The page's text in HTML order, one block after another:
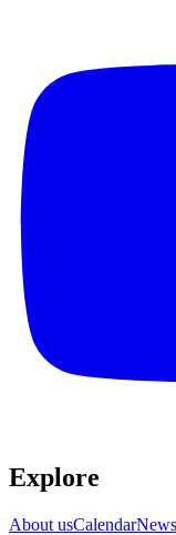
Explore​​​​‌ ‍ ​‍​‍‌‍ ‌ ​‍‌‍‍‌‌‍‌ ‌‍‍‌‌‍ ‍​‍​‍​ ‍‍​‍​‍‌ ​ ‌‍​‌‌‍ ‍‌‍‍‌‌ ‌​‌ ‍‌​‍ ‍‌‍‍‌‌‍ ​‍​‍​‍ ​​‍​‍‌‍‍​‌ ​‍‌‍‌‌‌‍‌‍​‍​‍​ ‍‍​‍​‍‌‍‍​‌ ‌​‌ ‌​‌ ​​​ ‍‍​‍ ​‍ ‌‍ ​‌‍ ‌‍​ ‌‍​‌‌‍ ​‌‍‍​‌‍ ‌ ​ ‌ ‌​​ ‍‍​ ​ ​ ​ ​ ​ ​ ​ ​‍ ‌‍‍‌‌‍ ‍‌ ‌​‌‍‌‌‌‍ ‍‌ ‌​​‍ ‌‍‌‌‌‍‌​‌‍‍‌‌ ‌​​‍ ‌‍ ‌‌‍ ‌‍‌​‌‍‌‌​ ‌‌ ​​‌ ​‍‌‍‌‌‌ ​ ‌‍‌‌‌‍ ‍‌ ‌​‌‍​‌‌ ‌​‌‍‍‌‌‍ ‌‍ ‍​ ‍ ‌‍‍‌‌‍‌​​ ‌‌ ​ ‌‍‍‌‌ ‌​‌‍‌‌‌​‌‍‌‍ ‌‍ ‌ ‌​‌‍‌‌‌ ​‍​ ‍ ‌ ‌​‌ ‍‌‌ ​​‌‍‌‌​ ‌‌‍‌‍‌‍ ‌‍ ‌ ‌​‌‍‌‌‌ ​‍​ ‍ ‌ ​​‌‍​‌‌ ‌​‌‍‍​​ ‌‌‍ ‌‌‍‌‌‌‍ ‍‌ ‌‌‌ ​ ​‍‌‌​ ‌‌‌​​‍‌‌ ‌‍‍ ‌‍‌‌‌ ‍‌​‍‌‌​ ​ ‌​‌​​‍‌‌​ ​ ‌​‌​​‍‌‌​ ​‍​ ​‍‌‍​‌​ ‍‌‌‍‌‍​ ​​‌‍‌​​ ​​​ ‌​​ ​​​ ​ ​ ​‌​ ‌‍​ ‌ ​‍‌‌​ ​‍​ ​‍​‍‌‌​ ‌‌‌​‌​​‍ ‍‌‍‍​‌‍‌‌‌‍​‌‌‍‌​‌‍‍‌‌‍ ‍‌‍‌ ​ ‌‍​‍‌‍​‌‌ ​ ‌‍‌‌‌‌‌‌‌ ​‍‌‍ ​​ ‌‌‍‍​‌ ‌​‌ ‌​‌ ​​​‍‌‌​ ​ ‌​​‌​‍‌‌​ ​‍‌​‌‍​‍‌‌​ ​‍‌​‌‍‌‍ ​‌‍ ‌‍​ ‌‍​‌‌‍ ​‌‍‍​‌‍ ‌ ​ ‌ ‌​​‍‌‌​ ​ ‌​​‌​ ​ ​ ​ ​ ​ ​ ​ ​‍‌‍‌‍‍‌‌‍‌​​ ‌‌ ​ ‌‍‍‌‌ ‌​‌‍‌‌‌​‌‍‌‍ ‌‍ ‌ ‌​‌‍‌‌‌ ​‍​‍‌‍‌ ‌​‌ ‍‌‌ ​​‌‍‌‌​ ‌‌‍‌‍‌‍ ‌‍ ‌ ‌​‌‍‌‌‌ ​‍​‍‌‍‌ ​​‌‍​‌‌ ‌​‌‍‍​​ ‌‌‍ ‌‌‍‌‌‌‍ ‍‌ ‌‌‌ ​ ​‍‌‌​ ‌‌‌​​‍‌‌ ‌‍‍ ‌‍‌‌‌ ‍‌​‍‌‌​ ​ ‌​‌​​‍‌‌​ ​ ‌​‌​​‍‌‌​ ​‍​ ​‍‌‍​‌​ ‍‌‌‍‌‍​ ​​‌‍‌​​ ​​​ ‌​​ ​​​ ​ ​ ​‌​ ‌‍​ ‌ ​‍‌‌​ ​‍​ ​‍​‍‌‌​ ‌‌‌​‌​​‍ ‍‌‍‍​‌‍‌‌‌‍​‌‌‍‌​‌‍‍‌‌‍ ‍‌‍‌ ​‍‌‍‌ ​​‌‍‌‌‌ ​‍‌ ​ ‌ ​​‌‍‌‌‌‍​ ‌ ‌​‌‍‍‌‌ ‌‍‌‍‌‌​ ‌‌ ​​‌ ‌‌‌‍​‍‌‍ ​‌‍‍‌‌ ​ ‌‍‍​‌‍‌‌‌‍‌​​‍​‍‌ ‌
About us​​​​‌ ‍ ​‍​‍‌‍ ‌ ​‍‌‍‍‌‌‍‌ ‌‍‍‌‌‍ ‍​‍​‍​ ‍‍​‍​‍‌ ​ ‌‍​‌‌‍ ‍‌‍‍‌‌ ‌​‌ ‍‌​‍ ‍‌‍‍‌‌‍ ​‍​‍​‍ ​​‍​‍‌‍‍​‌ ​‍‌‍‌‌‌‍‌‍​‍​‍​ ‍‍​‍​‍‌‍‍​‌ ‌​‌ ‌​‌ ​​​ ‍‍​‍ ​‍ ‌‍ ​‌‍ ‌‍​ ‌‍​‌‌‍ ​‌‍‍​‌‍ ‌ ​ ‌ ‌​​ ‍‍​ ​ ​ ​ ​ ​ ​ ​ ​‍ ‌‍‍‌‌‍ ‍‌ ‌​‌‍‌‌‌‍ ‍‌ ‌​​‍ ‌‍‌‌‌‍‌​‌‍‍‌‌ ‌​​‍ ‌‍ ‌‌‍ ‌‍‌​‌‍‌‌​ ‌‌ ​​‌ ​‍‌‍‌‌‌ ​ ‌‍‌‌‌‍ ‍‌ ‌​‌‍​‌‌ ‌​‌‍‍‌‌‍ ‌‍ ‍​ ‍ ‌‍‍‌‌‍‌​​ ‌‌ ​ ‌‍‍‌‌ ‌​‌‍‌‌‌​‌‍‌‍ ‌‍ ‌ ‌​‌‍‌‌‌ ​‍​ ‍ ‌ ‌​‌ ‍‌‌ ​​‌‍‌‌​ ‌‌‍‌‍‌‍ ‌‍ ‌ ‌​‌‍‌‌‌ ​‍​ ‍ ‌ ​​‌‍​‌‌ ‌​‌‍‍​​ ‌‌‍ ‌‌‍‌‌‌‍ ‍‌ ‌‌‌ ​ ​‍‌‌​ ‌‌‌​​‍‌‌ ‌‍‍ ‌‍‌‌‌ ‍‌​‍‌‌​ ​ ‌​‌​​‍‌‌​ ​ ‌​‌​​‍‌‌​ ​‍​ ​‍‌‍​‌​ ‍‌‌‍‌‍​ ​​‌‍‌​​ ​​​ ‌​​ ​​​ ​ ​ ​‌​ ‌‍​ ‌ ​‍‌‌​ ​‍​ ​‍​‍‌‌​ ‌‌‌​‌​​‍ ‍‌‍‍‌‌ ‌​‌‍‌‌‌‍ ‌‌ ​ ​‍‌‌​ ‌‌‌​​‍‌‌ ‌‍‍ ‌‍‌‌‌ ‍‌​‍‌‌​ ​ ‌​‌​​‍‌‌​ ​ ‌​‌​​‍‌‌​ ​‍​ ​‍​ ​​‌‍‌‌‌‍‌​​ ‌ ​ ​‍​ ​‍​ ​​‌‍‌‍​ ‌‍​ ‌​‌‍‌‍‌‍​‍​‍‌‌​ ​‍​ ​‍​‍‌‌​ ‌‌‌​‌​​‍ ‍‌ ‌​‌‍‌‌‌ ‍​‌ ‌​​ ‌‍​‍‌‍​‌‌ ​ ‌‍‌‌‌‌‌‌‌ ​‍‌‍ ​​ ‌‌‍‍​‌ ‌​‌ ‌​‌ ​​​‍‌‌​ ​ ‌​​‌​‍‌‌​ ​‍‌​‌‍​‍‌‌​ ​‍‌​‌‍‌‍ ​‌‍ ‌‍​ ‌‍​‌‌‍ ​‌‍‍​‌‍ ‌ ​ ‌ ‌​​‍‌‌​ ​ ‌​​‌​ ​ ​ ​ ​ ​ ​ ​ ​‍‌‍‌‍‍‌‌‍‌​​ ‌‌ ​ ‌‍‍‌‌ ‌​‌‍‌‌‌​‌‍‌‍ ‌‍ ‌ ‌​‌‍‌‌‌ ​‍​‍‌‍‌ ‌​‌ ‍‌‌ ​​‌‍‌‌​ ‌‌‍‌‍‌‍ ‌‍ ‌ ‌​‌‍‌‌‌ ​‍​‍‌‍‌ ​​‌‍​‌‌ ‌​‌‍‍​​ ‌‌‍ ‌‌‍‌‌‌‍ ‍‌ ‌‌‌ ​ ​‍‌‌​ ‌‌‌​​‍‌‌ ‌‍‍ ‌‍‌‌‌ ‍‌​‍‌‌​ ​ ‌​‌​​‍‌‌​ ​ ‌​‌​​‍‌‌​ ​‍​ ​‍‌‍​‌​ ‍‌‌‍‌‍​ ​​‌‍‌​​ ​​​ ‌​​ ​​​ ​ ​ ​‌​ ‌‍​ ‌ ​‍‌‌​ ​‍​ ​‍​‍‌‌​ ‌‌‌​‌​​‍ ‍‌‍‍‌‌ ‌​‌‍‌‌‌‍ ‌‌ ​ ​‍‌‌​ ‌‌‌​​‍‌‌ ‌‍‍ ‌‍‌‌‌ ‍‌​‍‌‌​ ​ ‌​‌​​‍‌‌​ ​ ‌​‌​​‍‌‌​ ​‍​ ​‍​ ​​‌‍‌‌‌‍‌​​ ‌ ​ ​‍​ ​‍​ ​​‌‍‌‍​ ‌‍​ ‌​‌‍‌‍‌‍​‍​‍‌‌​ ​‍​ ​‍​‍‌‌​ ‌‌‌​‌​​‍ ‍‌ ‌​‌‍‌‌‌ ‍​‌ ‌​​‍‌‍‌ ​​‌‍‌‌‌ ​‍‌ ​ ‌ ​​‌‍‌‌‌‍​ ‌ ‌​‌‍‍‌‌ ‌‍‌‍‌‌​ ‌‌ ​​‌ ‌‌‌‍​‍‌‍ ​‌‍‍‌‌ ​ ‌‍‍​‌‍‌‌‌‍‌​​‍​‍‌ ‌Calendar​​​​‌ ‍ ​‍​‍‌‍ ‌ ​‍‌‍‍‌‌‍‌ ‌‍‍‌‌‍ ‍​‍​‍​ ‍‍​‍​‍‌ ​ ‌‍​‌‌‍ ‍‌‍‍‌‌ ‌​‌ ‍‌​‍ ‍‌‍‍‌‌‍ ​‍​‍​‍ ​​‍​‍‌‍‍​‌ ​‍‌‍‌‌‌‍‌‍​‍​‍​ ‍‍​‍​‍‌‍‍​‌ ‌​‌ ‌​‌ ​​​ ‍‍​‍ ​‍ ‌‍ ​‌‍ ‌‍​ ‌‍​‌‌‍ ​‌‍‍​‌‍ ‌ ​ ‌ ‌​​ ‍‍​ ​ ​ ​ ​ ​ ​ ​ ​‍ ‌‍‍‌‌‍ ‍‌ ‌​‌‍‌‌‌‍ ‍‌ ‌​​‍ ‌‍‌‌‌‍‌​‌‍‍‌‌ ‌​​‍ ‌‍ ‌‌‍ ‌‍‌​‌‍‌‌​ ‌‌ ​​‌ ​‍‌‍‌‌‌ ​ ‌‍‌‌‌‍ ‍‌ ‌​‌‍​‌‌ ‌​‌‍‍‌‌‍ ‌‍ ‍​ ‍ ‌‍‍‌‌‍‌​​ ‌‌ ​ ‌‍‍‌‌ ‌​‌‍‌‌‌​‌‍‌‍ ‌‍ ‌ ‌​‌‍‌‌‌ ​‍​ ‍ ‌ ‌​‌ ‍‌‌ ​​‌‍‌‌​ ‌‌‍‌‍‌‍ ‌‍ ‌ ‌​‌‍‌‌‌ ​‍​ ‍ ‌ ​​‌‍​‌‌ ‌​‌‍‍​​ ‌‌‍ ‌‌‍‌‌‌‍ ‍‌ ‌‌‌ ​ ​‍‌‌​ ‌‌‌​​‍‌‌ ‌‍‍ ‌‍‌‌‌ ‍‌​‍‌‌​ ​ ‌​‌​​‍‌‌​ ​ ‌​‌​​‍‌‌​ ​‍​ ​‍‌‍​‌​ ‍‌‌‍‌‍​ ​​‌‍‌​​ ​​​ ‌​​ ​​​ ​ ​ ​‌​ ‌‍​ ‌ ​‍‌‌​ ​‍​ ​‍​‍‌‌​ ‌‌‌​‌​​‍ ‍‌‍‍‌‌ ‌​‌‍‌‌‌‍ ‌‌ ​ ​‍‌‌​ ‌‌‌​​‍‌‌ ‌‍‍ ‌‍‌‌‌ ‍‌​‍‌‌​ ​ ‌​‌​​‍‌‌​ ​ ‌​‌​​‍‌‌​ ​‍​ ​‍‌‍‌‍​ ‍​​ ‌​​ ​‍‌‍‌​‌‍‌‌​ ‌ ‌‍‌​‌‍‌‍‌‍‌​​ ‌ ​ ​‍​‍‌‌​ ​‍​ ​‍​‍‌‌​ ‌‌‌​‌​​‍ ‍‌ ‌​‌‍‌‌‌ ‍​‌ ‌​​ ‌‍​‍‌‍​‌‌ ​ ‌‍‌‌‌‌‌‌‌ ​‍‌‍ ​​ ‌‌‍‍​‌ ‌​‌ ‌​‌ ​​​‍‌‌​ ​ ‌​​‌​‍‌‌​ ​‍‌​‌‍​‍‌‌​ ​‍‌​‌‍‌‍ ​‌‍ ‌‍​ ‌‍​‌‌‍ ​‌‍‍​‌‍ ‌ ​ ‌ ‌​​‍‌‌​ ​ ‌​​‌​ ​ ​ ​ ​ ​ ​ ​ ​‍‌‍‌‍‍‌‌‍‌​​ ‌‌ ​ ‌‍‍‌‌ ‌​‌‍‌‌‌​‌‍‌‍ ‌‍ ‌ ‌​‌‍‌‌‌ ​‍​‍‌‍‌ ‌​‌ ‍‌‌ ​​‌‍‌‌​ ‌‌‍‌‍‌‍ ‌‍ ‌ ‌​‌‍‌‌‌ ​‍​‍‌‍‌ ​​‌‍​‌‌ ‌​‌‍‍​​ ‌‌‍ ‌‌‍‌‌‌‍ ‍‌ ‌‌‌ ​ ​‍‌‌​ ‌‌‌​​‍‌‌ ‌‍‍ ‌‍‌‌‌ ‍‌​‍‌‌​ ​ ‌​‌​​‍‌‌​ ​ ‌​‌​​‍‌‌​ ​‍​ ​‍‌‍​‌​ ‍‌‌‍‌‍​ ​​‌‍‌​​ ​​​ ‌​​ ​​​ ​ ​ ​‌​ ‌‍​ ‌ ​‍‌‌​ ​‍​ ​‍​‍‌‌​ ‌‌‌​‌​​‍ ‍‌‍‍‌‌ ‌​‌‍‌‌‌‍ ‌‌ ​ ​‍‌‌​ ‌‌‌​​‍‌‌ ‌‍‍ ‌‍‌‌‌ ‍‌​‍‌‌​ ​ ‌​‌​​‍‌‌​ ​ ‌​‌​​‍‌‌​ ​‍​ ​‍‌‍‌‍​ ‍​​ ‌​​ ​‍‌‍‌​‌‍‌‌​ ‌ ‌‍‌​‌‍‌‍‌‍‌​​ ‌ ​ ​‍​‍‌‌​ ​‍​ ​‍​‍‌‌​ ‌‌‌​‌​​‍ ‍‌ ‌​‌‍‌‌‌ ‍​‌ ‌​​‍‌‍‌ ​​‌‍‌‌‌ ​‍‌ ​ ‌ ​​‌‍‌‌‌‍​ ‌ ‌​‌‍‍‌‌ ‌‍‌‍‌‌​ ‌‌ ​​‌ ‌‌‌‍​‍‌‍ ​‌‍‍‌‌ ​ ‌‍‍​‌‍‌‌‌‍‌​​‍​‍‌ ‌News​​​​‌ ‍ ​‍​‍‌‍ ‌ ​‍‌‍‍‌‌‍‌ ‌‍‍‌‌‍ ‍​‍​‍​ ‍‍​‍​‍‌ ​ ‌‍​‌‌‍ ‍‌‍‍‌‌ ‌​‌ ‍‌​‍ ‍‌‍‍‌‌‍ ​‍​‍​‍ ​​‍​‍‌‍‍​‌ ​‍‌‍‌‌‌‍‌‍​‍​‍​ ‍‍​‍​‍‌‍‍​‌ ‌​‌ ‌​‌ ​​​ ‍‍​‍ ​‍ ‌‍ ​‌‍ ‌‍​ ‌‍​‌‌‍ ​‌‍‍​‌‍ ‌ ​ ‌ ‌​​ ‍‍​ ​ ​ ​ ​ ​ ​ ​ ​‍ ‌‍‍‌‌‍ ‍‌ ‌​‌‍‌‌‌‍ ‍‌ ‌​​‍ ‌‍‌‌‌‍‌​‌‍‍‌‌ ‌​​‍ ‌‍ ‌‌‍ ‌‍‌​‌‍‌‌​ ‌‌ ​​‌ ​‍‌‍‌‌‌ ​ ‌‍‌‌‌‍ ‍‌ ‌​‌‍​‌‌ ‌​‌‍‍‌‌‍ ‌‍ ‍​ ‍ ‌‍‍‌‌‍‌​​ ‌‌ ​ ‌‍‍‌‌ ‌​‌‍‌‌‌​‌‍‌‍ ‌‍ ‌ ‌​‌‍‌‌‌ ​‍​ ‍ ‌ ‌​‌ ‍‌‌ ​​‌‍‌‌​ ‌‌‍‌‍‌‍ ‌‍ ‌ ‌​‌‍‌‌‌ ​‍​ ‍ ‌ ​​‌‍​‌‌ ‌​‌‍‍​​ ‌‌‍ ‌‌‍‌‌‌‍ ‍‌ ‌‌‌ ​ ​‍‌‌​ ‌‌‌​​‍‌‌ ‌‍‍ ‌‍‌‌‌ ‍‌​‍‌‌​ ​ ‌​‌​​‍‌‌​ ​ ‌​‌​​‍‌‌​ ​‍​ ​‍‌‍​‌​ ‍‌‌‍‌‍​ ​​‌‍‌​​ ​​​ ‌​​ ​​​ ​ ​ ​‌​ ‌‍​ ‌ ​‍‌‌​ ​‍​ ​‍​‍‌‌​ ‌‌‌​‌​​‍ ‍‌‍‍‌‌ ‌​‌‍‌‌‌‍ ‌‌ ​ ​‍‌‌​ ‌‌‌​​‍‌‌ ‌‍‍ ‌‍‌‌‌ ‍‌​‍‌‌​ ​ ‌​‌​​‍‌‌​ ​ ‌​‌​​‍‌‌​ ​‍​ ​‍‌‍​ ‌‍​‍​ ‍​​ ​​​ ‍‌​ ‌‍​ ​‍​ ‌‍​ ​‍‌‍​‍​ ‍‌​ ​‌​‍‌‌​ ​‍​ ​‍​‍‌‌​ ‌‌‌​‌​​‍ ‍‌ ‌​‌‍‌‌‌ ‍​‌ ‌​​ ‌‍​‍‌‍​‌‌ ​ ‌‍‌‌‌‌‌‌‌ ​‍‌‍ ​​ ‌‌‍‍​‌ ‌​‌ ‌​‌ ​​​‍‌‌​ ​ ‌​​‌​‍‌‌​ ​‍‌​‌‍​‍‌‌​ ​‍‌​‌‍‌‍ ​‌‍ ‌‍​ ‌‍​‌‌‍ ​‌‍‍​‌‍ ‌ ​ ‌ ‌​​‍‌‌​ ​ ‌​​‌​ ​ ​ ​ ​ ​ ​ ​ ​‍‌‍‌‍‍‌‌‍‌​​ ‌‌ ​ ‌‍‍‌‌ ‌​‌‍‌‌‌​‌‍‌‍ ‌‍ ‌ ‌​‌‍‌‌‌ ​‍​‍‌‍‌ ‌​‌ ‍‌‌ ​​‌‍‌‌​ ‌‌‍‌‍‌‍ ‌‍ ‌ ‌​‌‍‌‌‌ ​‍​‍‌‍‌ ​​‌‍​‌‌ ‌​‌‍‍​​ ‌‌‍ ‌‌‍‌‌‌‍ ‍‌ ‌‌‌ ​ ​‍‌‌​ ‌‌‌​​‍‌‌ ‌‍‍ ‌‍‌‌‌ ‍‌​‍‌‌​ ​ ‌​‌​​‍‌‌​ ​ ‌​‌​​‍‌‌​ ​‍​ ​‍‌‍​‌​ ‍‌‌‍‌‍​ ​​‌‍‌​​ ​​​ ‌​​ ​​​ ​ ​ ​‌​ ‌‍​ ‌ ​‍‌‌​ ​‍​ ​‍​‍‌‌​ ‌‌‌​‌​​‍ ‍‌‍‍‌‌ ‌​‌‍‌‌‌‍ ‌‌ ​ ​‍‌‌​ ‌‌‌​​‍‌‌ ‌‍‍ ‌‍‌‌‌ ‍‌​‍‌‌​ ​ ‌​‌​​‍‌‌​ ​ ‌​‌​​‍‌‌​ ​‍​ ​‍‌‍​ ‌‍​‍​ ‍​​ ​​​ ‍‌​ ‌‍​ ​‍​ ‌‍​ ​‍‌‍​‍​ ‍‌​ ​‌​‍‌‌​ ​‍​ ​‍​‍‌‌​ ‌‌‌​‌​​‍ ‍‌ ‌​‌‍‌‌‌ ‍​‌ ‌​​‍‌‍‌ ​​‌‍‌‌‌ ​‍‌ ​ ‌ ​​‌‍‌‌‌‍​ ‌ ‌​‌‍‍‌‌ ‌‍‌‍‌‌​ ‌‌ ​​‌ ‌‌‌‍​‍‌‍ ​‌‍‍‌‌ ​ ‌‍‍​‌‍‌‌‌‍‌​​‍​‍‌ ‌